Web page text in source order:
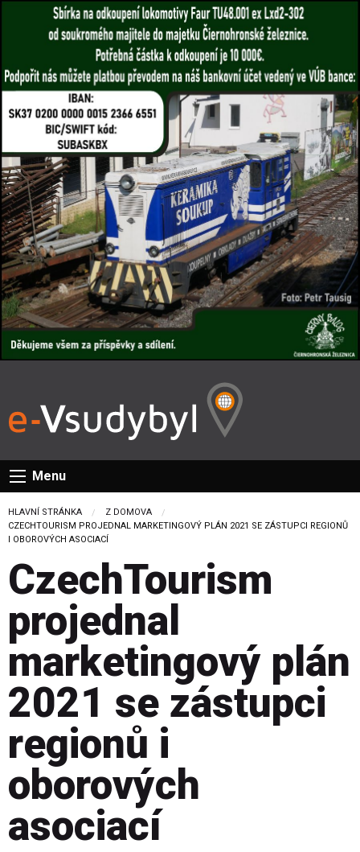
Menu
HLAVNÍ STRÁNKA
Z DOMOVA
CURRENT:
CZECHTOURISM PROJEDNAL MARKETINGOVÝ PLÁN 2021 SE ZÁSTUPCI REGIONŮ
I OBOROVÝCH ASOCIACÍ
CzechTourism
projednal
marketingový plán
2021 se zástupci
regionů i
oborových
asociací